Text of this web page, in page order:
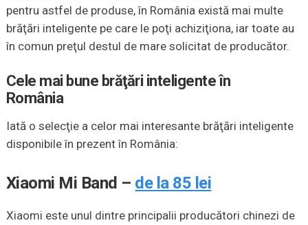
pentru astfel de produse, în România există mai multe
brăţări inteligente pe care le poţi achiziţiona, iar toate au
în comun preţul destul de mare solicitat de producător.
Cele mai bune brăţări inteligente în
România
Iată o selecţie a celor mai interesante brăţări inteligente
disponibile în prezent în România:
Xiaomi Mi Band – de la 85 lei
Xiaomi este unul dintre principalii producători chinezi de